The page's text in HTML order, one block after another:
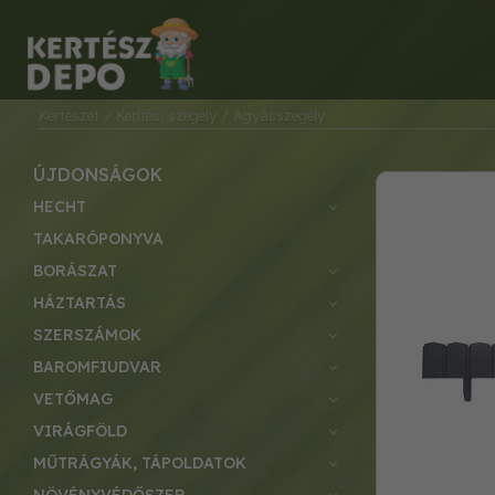
Kertészet / Kerítés, szegély / Ágyásszegély
ÚJDONSÁGOK
HECHT
TAKARÓPONYVA
BORÁSZAT
HÁZTARTÁS
SZERSZÁMOK
BAROMFIUDVAR
VETŐMAG
VIRÁGFÖLD
MŰTRÁGYÁK, TÁPOLDATOK